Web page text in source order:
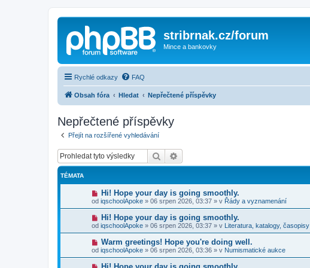
stribrnak.cz/forum
Mince a bankovky
Rychlé odkazy FAQ
Obsah fóra Hledat Nepřečtené příspěvky
Nepřečtené příspěvky
Přejít na rozšířené vyhledávání
Hledat
TÉMATA
N
o
v
ý
p
ř
í
s
p
ě
v
Hi! Hope your day is going smoothly.
od iqschoolApoke » 06 srpen 2026, 03:37 » v Řády a vyznamenání
N
o
v
ý
p
ř
í
Hi! Hope your day is going smoothly.
od iqschoolApoke » 06 srpen 2026, 03:37 » v Literatura, katalogy, časopisy
N
o
v
ý
Warm greetings! Hope you're doing well.
od iqschoolApoke » 06 srpen 2026, 03:36 » v Numismatické aukce
N